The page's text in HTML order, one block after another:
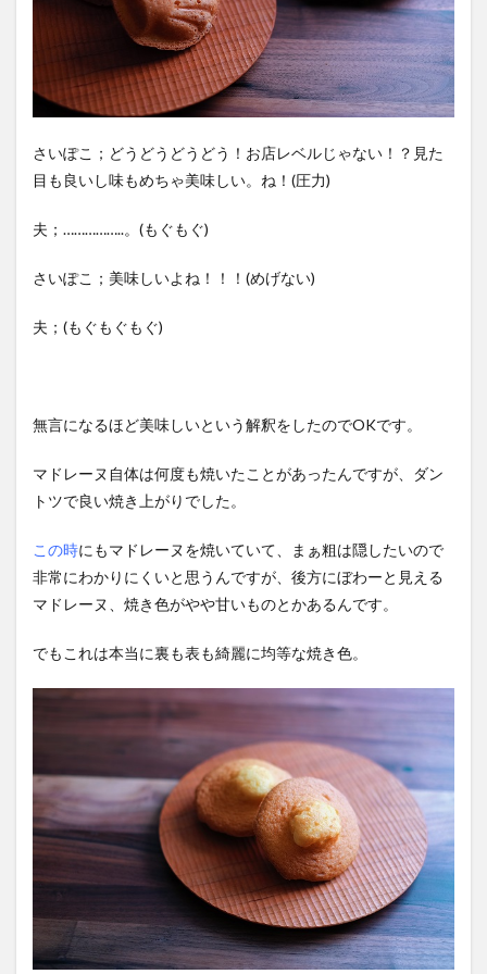
さいぽこ；どうどうどうどう！お店レベルじゃない！？見た
目も良いし味もめちゃ美味しい。ね！(圧力)
夫；……………..。(もぐもぐ)
さいぽこ；美味しいよね！！！(めげない)
夫；(もぐもぐもぐ)
無言になるほど美味しいという解釈をしたのでOKです。
マドレーヌ自体は何度も焼いたことがあったんですが、ダン
トツで良い焼き上がりでした。
この時にもマドレーヌを焼いていて、まぁ粗は隠したいので
非常にわかりにくいと思うんですが、後方にぼわーと見える
マドレーヌ、焼き色がやや甘いものとかあるんです。
でもこれは本当に裏も表も綺麗に均等な焼き色。